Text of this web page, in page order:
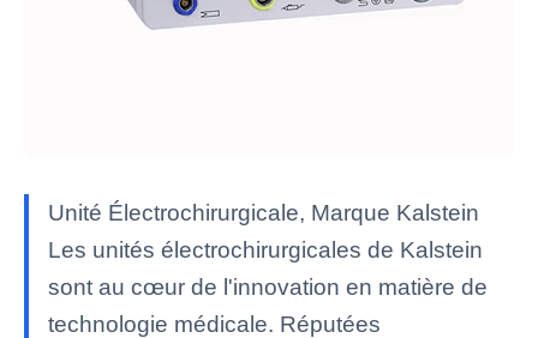
Unité Électrochirurgicale, Marque Kalstein
Les unités électrochirurgicales de Kalstein
sont au cœur de l'innovation en matière de
technologie médicale. Réputées